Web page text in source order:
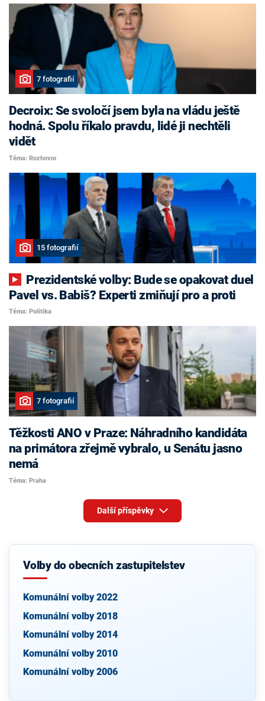
7 fotografií
Decroix: Se svoločí jsem byla na vládu ještě
hodná. Spolu říkalo pravdu, lidé ji nechtěli
vidět
Téma: Rozhovor
15 fotografií
Pavel vs. Babiš? Experti zmiňují pro a proti
Téma: Politika
7 fotografií
Těžkosti ANO v Praze: Náhradního kandidáta
na primátora zřejmě vybralo, u Senátu jasno
nemá
Téma: Praha
Další příspěvky
Volby do obecních zastupitelstev
Komunální volby 2022
Komunální volby 2018
Komunální volby 2014
Komunální volby 2010
Komunální volby 2006